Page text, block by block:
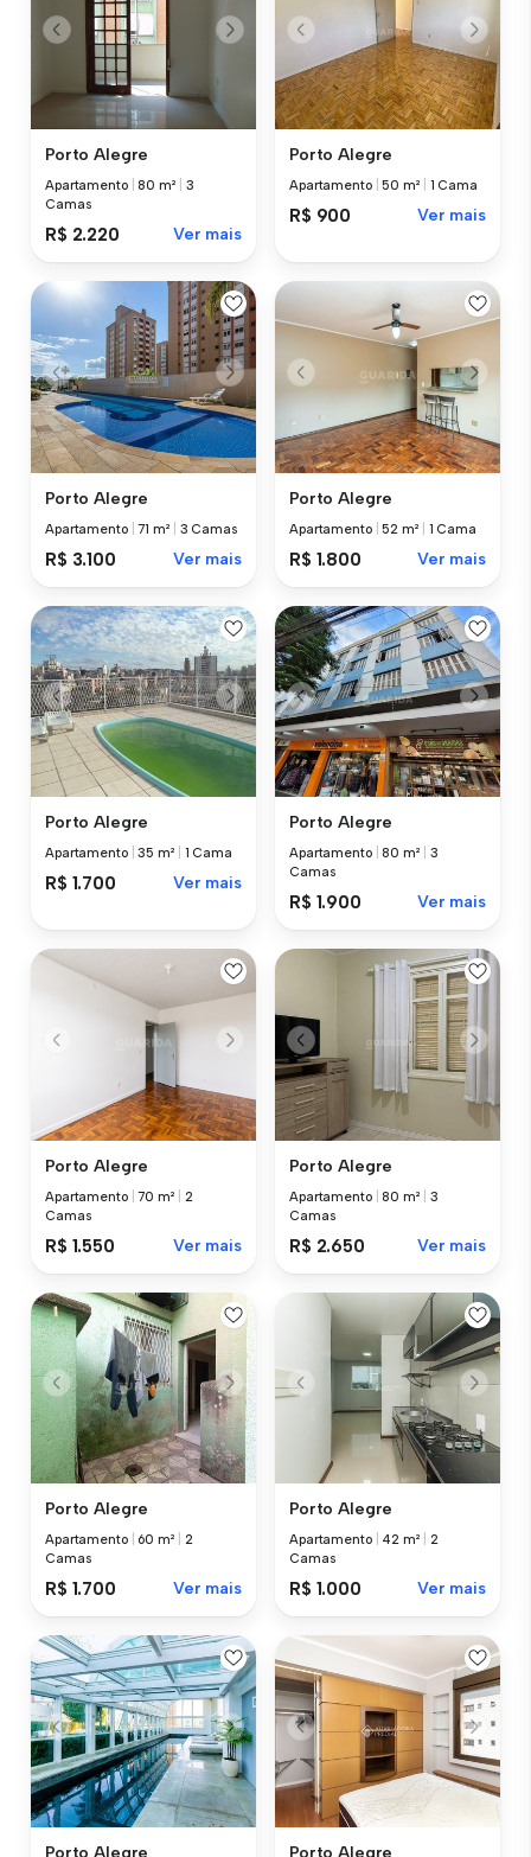
Porto Alegre
Apartamento |80 m²
3
Camas
R$ 2.220 Ver mais
Porto Alegre
Apartamento |50 m² 1 Cama
R$ 900 Ver mais
Porto Alegre
Apartamento |71 m² 3 Camas
R$ 3.100 Ver mais
Porto Alegre
Apartamento |52 m² 1 Cama
R$ 1.800 Ver mais
Porto Alegre
Apartamento |35 m² 1 Cama
R$ 1.700 Ver mais
Porto Alegre
Apartamento |80 m²
3
Camas
R$ 1.900 Ver mais
Porto Alegre
Apartamento |70 m²
2
Camas
R$ 1.550 Ver mais
Porto Alegre
Apartamento |80 m²
3
Camas
R$ 2.650 Ver mais
Porto Alegre
Apartamento 60 m²
2
Camas
R$ 1.700 Ver mais
Porto Alegre
Apartamento 42 m²
2
Camas
R$ 1.000 Ver mais
Porto Alegre Porto Alegre